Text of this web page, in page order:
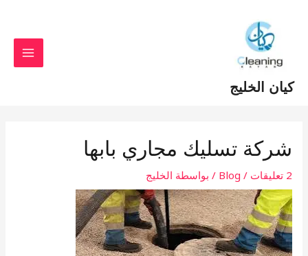
الخليج
MENU
تسليك مجاري بابها
/
Blog / بواسطة الخليج